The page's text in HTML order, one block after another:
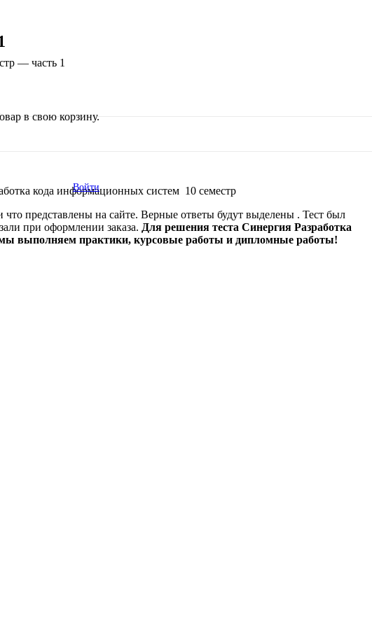
в свою корзину.
Войти
— часть 1
кода информационных систем 10 семестр
представлены на сайте. Верные ответы будут выделены . Тест был
при оформлении заказа. Для решения теста Синергия Разработка
выполняем практики, курсовые работы и дипломные работы!